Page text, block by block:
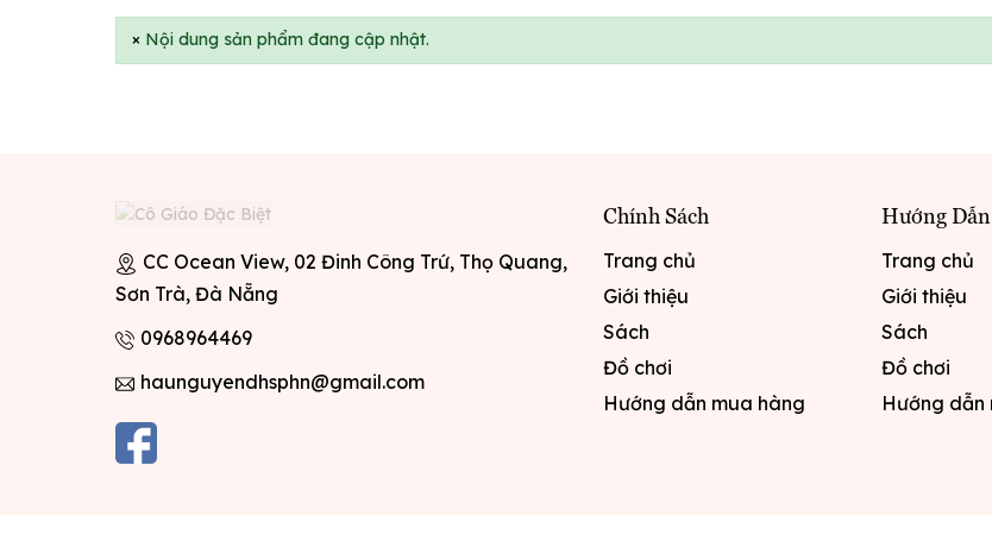
× Nội dung sản phẩm đang cập nhật.
CC Ocean View, 02 Đinh Công Trứ, Thọ Quang,
Sơn Trà, Đà Nẵng
0968964469
haunguyendhsphn@gmail.com
Chính Sách
Trang chủ
Giới thiệu
Sách
Đồ chơi
Hướng dẫn mua hàng
Hướng Dẫn
Trang chủ
Giới thiệu
Sách
Đồ chơi
Hướng dẫn